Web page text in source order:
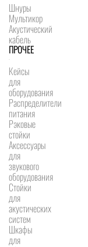
Шнуры
Мультикор
Акустический
кабель
ПРОЧЕЕ
Кейсы
для
оборудования
Распределители
питания
Рэковые
стойки
Аксессуары
для
звукового
оборудования
Стойки
для
акустических
систем
Шкафы
для